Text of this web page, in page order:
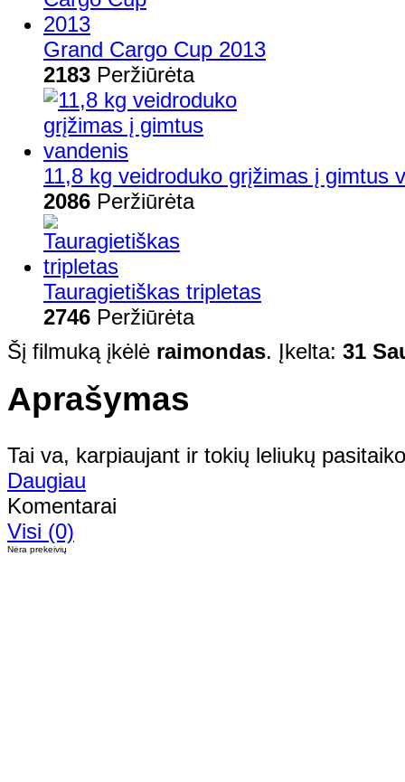
Grand Cargo Cup 2013
2183 Peržiūrėta
11,8 kg veidroduko grįžimas į gimtus
2086 Peržiūrėta
Tauragietiškas tripletas
2746 Peržiūrėta
Šį filmuką įkėlė raimondas. Įkelta: 31
Aprašymas
Tai va, karpiaujant ir tokių leliukų
Daugiau
Komentarai
Visi (0)
Nėra prekeivių